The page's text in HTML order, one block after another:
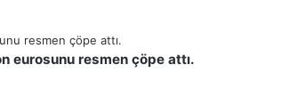
eurosunu resmen çöpe attı.